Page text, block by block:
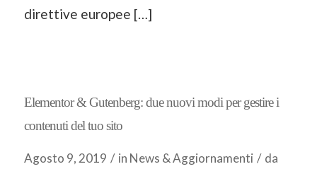
direttive europee […]
Elementor & Gutenberg: due nuovi modi per gestire i
contenuti del tuo sito
Agosto 9, 2019 / in News & Aggiornamenti / da